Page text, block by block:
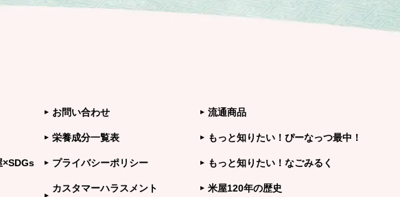
×SDGs
お問い合わせ
栄養成分一覧表
プライバシーポリシー
カスタマーハラスメント
流通商品
もっと知りたい！ぴーなっつ最中！
もっと知りたい！なごみるく
米屋120年の歴史